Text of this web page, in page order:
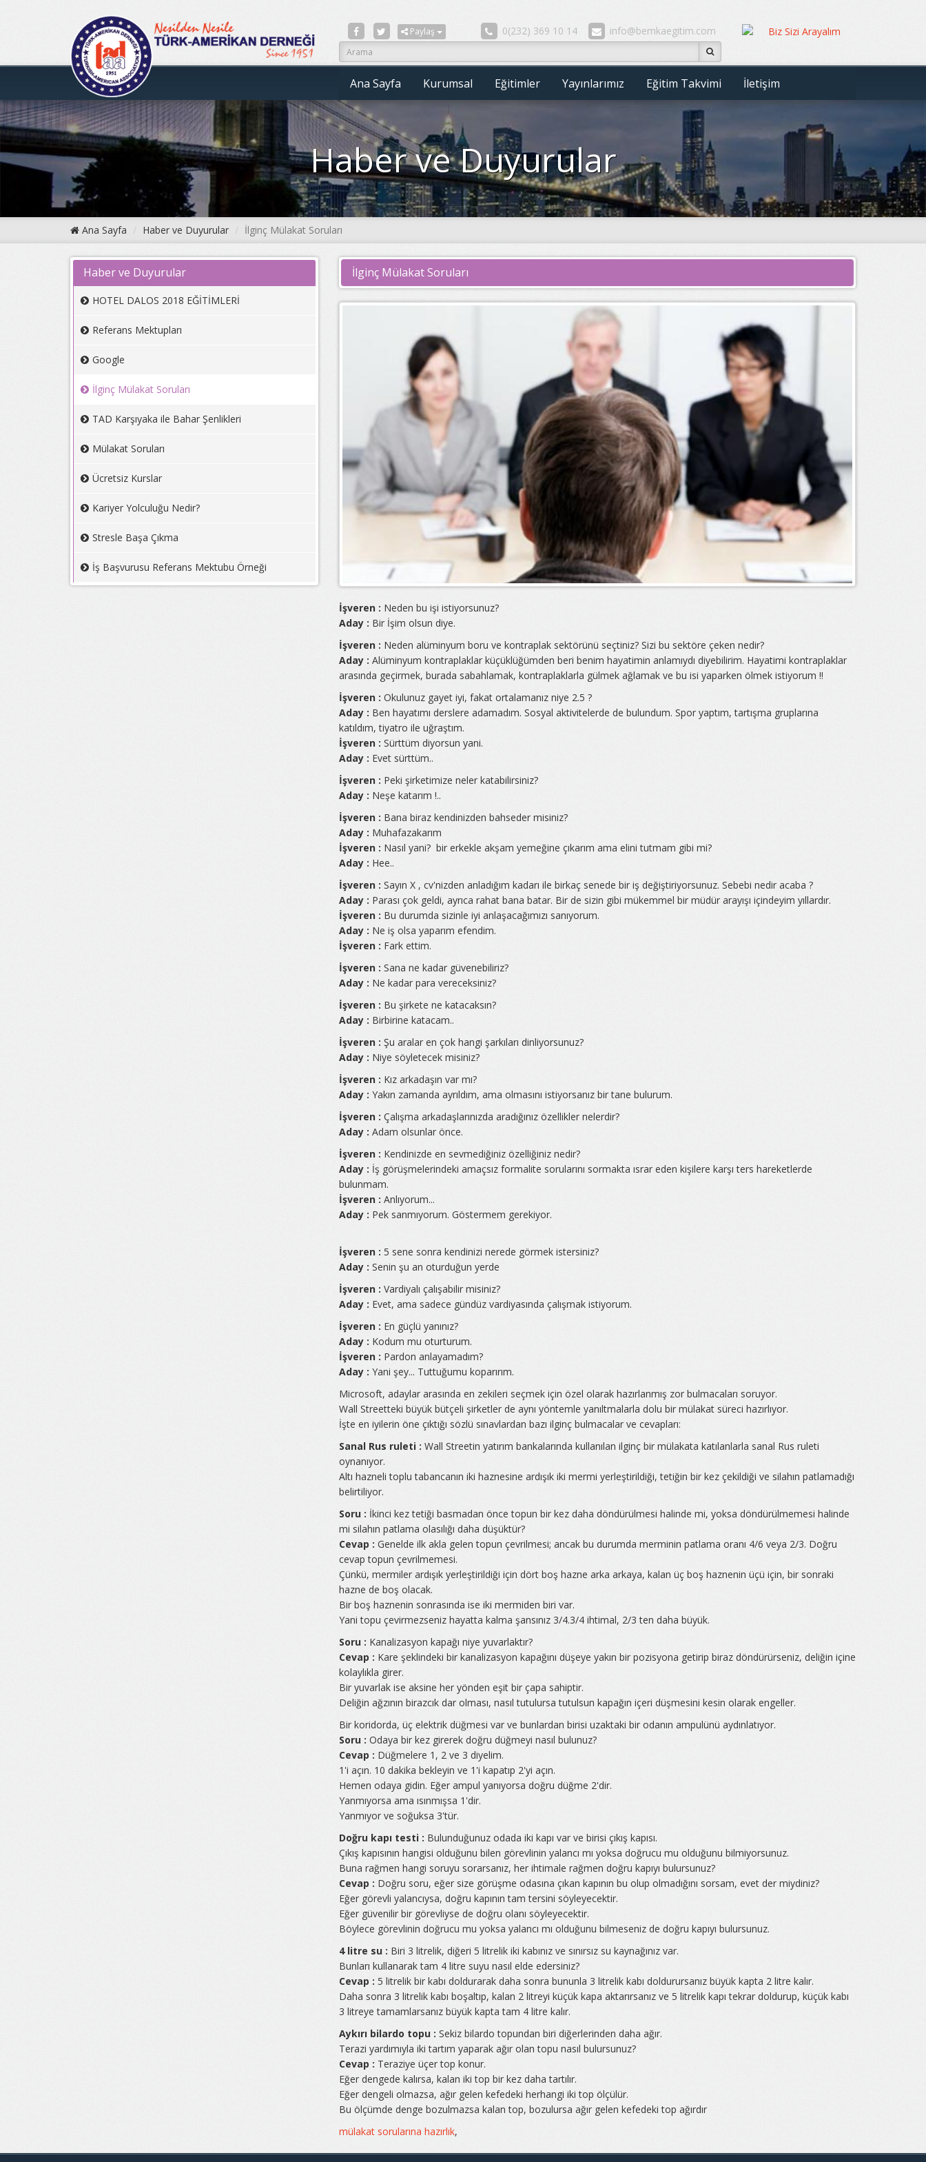
Paylaş 0(232) 369 10 14 info@bemkaegitim.com
Ana Sayfa Kurumsal Eğitimler Yayınlarımız Eğitim Takvimi İletişim
Haber ve Duyurular
Ana Sayfa Haber ve Duyurular İlginç Mülakat Soruları
Haber ve Duyurular
HOTEL DALOS 2018 EĞİTİMLERİ
Referans Mektupları
Google
İlginç Mülakat Soruları
TAD Karşıyaka ile Bahar Şenlikleri
Mülakat Soruları
Ücretsiz Kurslar
Kariyer Yolculuğu Nedir?
Stresle Başa Çıkma
İş Başvurusu Referans Mektubu Örneği
İlginç Mülakat Soruları
İşveren : Neden bu işi istiyorsunuz?
Aday : Bir İşim olsun diye.
İşveren : Neden alüminyum boru ve kontraplak sektörünü seçtiniz? Sizi bu sektöre çeken nedir?
Aday : Alüminyum kontraplaklar küçüklüğümden beri benim hayatimin anlamıydı diyebilirim. Hayatimi kontraplaklar
arasında geçirmek, burada sabahlamak, kontraplaklarla gülmek ağlamak ve bu isi yaparken ölmek istiyorum !!
İşveren : Okulunuz gayet iyi, fakat ortalamanız niye 2.5 ?
Aday : Ben hayatımı derslere adamadım. Sosyal aktivitelerde de bulundum. Spor yaptım, tartışma gruplarına
katıldım, tiyatro ile uğraştım.
İşveren : Sürttüm diyorsun yani.
Aday : Evet sürttüm..
İşveren : Peki şirketimize neler katabilirsiniz?
Aday : Neşe katarım !..
İşveren : Bana biraz kendinizden bahseder misiniz?
Aday : Muhafazakarım
İşveren : Nasıl yani? bir erkekle akşam yemeğine çıkarım ama elini tutmam gibi mi?
Aday : Hee..
İşveren : Sayın X , cv'nizden anladığım kadarı ile birkaç senede bir iş değiştiriyorsunuz. Sebebi nedir acaba ?
Aday : Parası çok geldi, ayrıca rahat bana batar. Bir de sizin gibi mükemmel bir müdür arayışı içindeyim yıllardır.
İşveren : Bu durumda sizinle iyi anlaşacağımızı sanıyorum.
Aday : Ne iş olsa yaparım efendim.
İşveren : Fark ettim.
İşveren : Sana ne kadar güvenebiliriz?
Aday : Ne kadar para vereceksiniz?
İşveren : Bu şirkete ne katacaksın?
Aday : Birbirine katacam..
İşveren : Şu aralar en çok hangi şarkıları dinliyorsunuz?
Aday : Niye söyletecek misiniz?
İşveren : Kız arkadaşın var mı?
Aday : Yakın zamanda ayrıldım, ama olmasını istiyorsanız bir tane bulurum.
İşveren : Çalışma arkadaşlarınızda aradığınız özellikler nelerdir?
Aday : Adam olsunlar önce.
İşveren : Kendinizde en sevmediğiniz özelliğiniz nedir?
Aday : İş görüşmelerindeki amaçsız formalite sorularını sormakta ısrar eden kişilere karşı ters hareketlerde
bulunmam.
İşveren : Anlıyorum...
Aday : Pek sanmıyorum. Göstermem gerekiyor.
İşveren : 5 sene sonra kendinizi nerede görmek istersiniz?
Aday : Senin şu an oturduğun yerde
İşveren : Vardiyalı çalışabilir misiniz?
Aday : Evet, ama sadece gündüz vardiyasında çalışmak istiyorum.
İşveren : En güçlü yanınız?
Aday : Kodum mu oturturum.
İşveren : Pardon anlayamadım?
Aday : Yani şey... Tuttuğumu koparırım.
Microsoft, adaylar arasında en zekileri seçmek için özel olarak hazırlanmış zor bulmacaları soruyor.
Wall Streetteki büyük bütçeli şirketler de aynı yöntemle yanıltmalarla dolu bir mülakat süreci hazırlıyor.
İşte en iyilerin öne çıktığı sözlü sınavlardan bazı ilginç bulmacalar ve cevapları:
Sanal Rus ruleti : Wall Streetin yatırım bankalarında kullanılan ilginç bir mülakata katılanlarla sanal Rus ruleti
oynanıyor.
Altı hazneli toplu tabancanın iki haznesine ardışık iki mermi yerleştirildiği, tetiğin bir kez çekildiği ve silahın patlamadığı
belirtiliyor.
Soru : İkinci kez tetiği basmadan önce topun bir kez daha döndürülmesi halinde mi, yoksa döndürülmemesi halinde
mi silahın patlama olasılığı daha düşüktür?
Cevap : Genelde ilk akla gelen topun çevrilmesi; ancak bu durumda merminin patlama oranı 4/6 veya 2/3. Doğru
cevap topun çevrilmemesi.
Çünkü, mermiler ardışık yerleştirildiği için dört boş hazne arka arkaya, kalan üç boş haznenin üçü için, bir sonraki
hazne de boş olacak.
Bir boş haznenin sonrasında ise iki mermiden biri var.
Yani topu çevirmezseniz hayatta kalma şansınız 3/4.3/4 ihtimal, 2/3 ten daha büyük.
Soru : Kanalizasyon kapağı niye yuvarlaktır?
Cevap : Kare şeklindeki bir kanalizasyon kapağını düşeye yakın bir pozisyona getirip biraz döndürürseniz, deliğin içine
kolaylıkla girer.
Bir yuvarlak ise aksine her yönden eşit bir çapa sahiptir.
Deliğin ağzının birazcık dar olması, nasıl tutulursa tutulsun kapağın içeri düşmesini kesin olarak engeller.
Bir koridorda, üç elektrik düğmesi var ve bunlardan birisi uzaktaki bir odanın ampulünü aydınlatıyor.
Soru : Odaya bir kez girerek doğru düğmeyi nasıl bulunuz?
Cevap : Düğmelere 1, 2 ve 3 diyelim.
1'i açın. 10 dakika bekleyin ve 1'i kapatıp 2'yi açın.
Hemen odaya gidin. Eğer ampul yanıyorsa doğru düğme 2'dir.
Yanmıyorsa ama ısınmışsa 1'dir.
Yanmıyor ve soğuksa 3'tür.
Doğru kapı testi : Bulunduğunuz odada iki kapı var ve birisi çıkış kapısı.
Çıkış kapısının hangisi olduğunu bilen görevlinin yalancı mı yoksa doğrucu mu olduğunu bilmiyorsunuz.
Buna rağmen hangi soruyu sorarsanız, her ihtimale rağmen doğru kapıyı bulursunuz?
Cevap : Doğru soru, eğer size görüşme odasına çıkan kapının bu olup olmadığını sorsam, evet der miydiniz?
Eğer görevli yalancıysa, doğru kapının tam tersini söyleyecektir.
Eğer güvenilir bir görevliyse de doğru olanı söyleyecektir.
Böylece görevlinin doğrucu mu yoksa yalancı mı olduğunu bilmeseniz de doğru kapıyı bulursunuz.
4 litre su : Biri 3 litrelik, diğeri 5 litrelik iki kabınız ve sınırsız su kaynağınız var.
Bunları kullanarak tam 4 litre suyu nasıl elde edersiniz?
Cevap : 5 litrelik bir kabı doldurarak daha sonra bununla 3 litrelik kabı doldurursanız büyük kapta 2 litre kalır.
Daha sonra 3 litrelik kabı boşaltıp, kalan 2 litreyi küçük kapa aktarırsanız ve 5 litrelik kapı tekrar doldurup, küçük kabı
3 litreye tamamlarsanız büyük kapta tam 4 litre kalır.
Aykırı bilardo topu : Sekiz bilardo topundan biri diğerlerinden daha ağır.
Terazi yardımıyla iki tartım yaparak ağır olan topu nasıl bulursunuz?
Cevap : Teraziye üçer top konur.
Eğer dengede kalırsa, kalan iki top bir kez daha tartılır.
Eğer dengeli olmazsa, ağır gelen kefedeki herhangi iki top ölçülür.
Bu ölçümde denge bozulmazsa kalan top, bozulursa ağır gelen kefedeki top ağırdır
mülakat sorularına hazırlık,